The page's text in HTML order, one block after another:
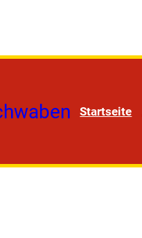
Startseite